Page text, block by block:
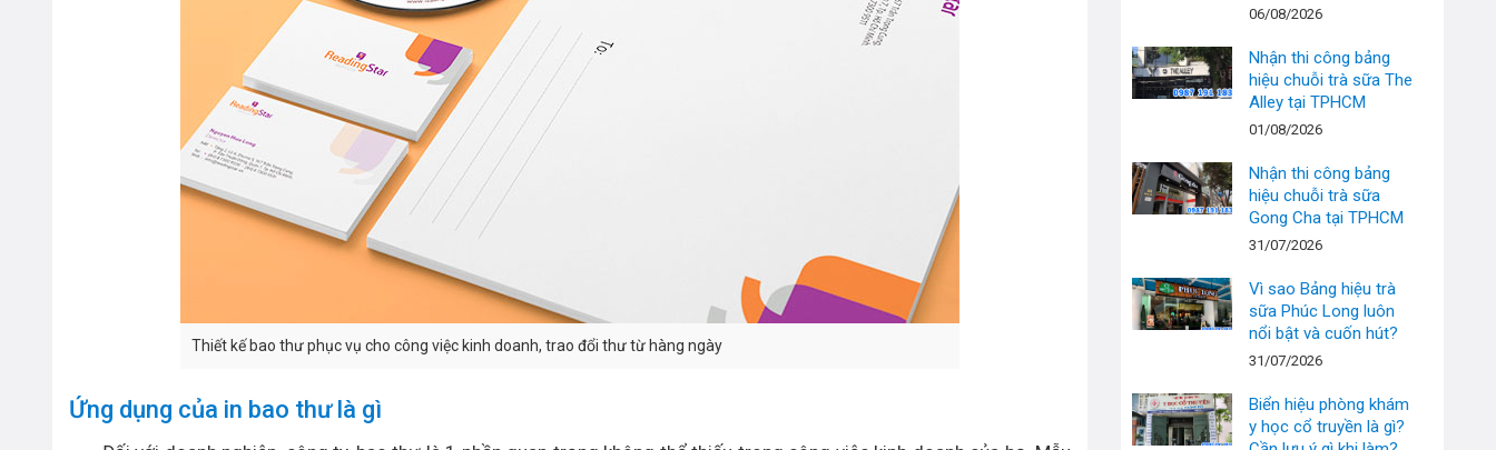
Thiết kế bao thư phục vụ cho công việc kinh doanh, trao đổi thư từ hàng ngày
Ứng dụng của in bao thư là gì
06/08/2026
Nhận thi công bảng
hiệu chuỗi trà sữa The
Alley tại TPHCM
01/08/2026
Nhận thi công bảng
hiệu chuỗi trà sữa
Gong Cha tại TPHCM
31/07/2026
Vì sao Bảng hiệu trà
sữa Phúc Long luôn
nổi bật và cuốn hút?
31/07/2026
Biển hiệu phòng khám
y học cổ truyền là gì?